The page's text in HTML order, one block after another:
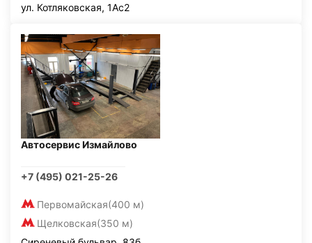
ул. Котляковская, 1Ас2
Автосервис Измайлово
+7 (495) 021-25-26
Первомайская(400 м)
Щелковская(350 м)